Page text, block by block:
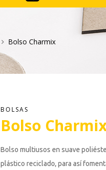
Bolso Charmix
BOLSAS
Bolso
Bolso multiusos en suave
plástico reciclado, para así